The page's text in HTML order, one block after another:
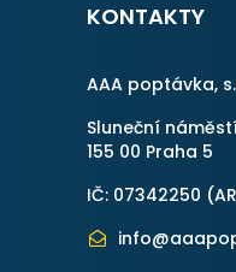
KONTAKTY
AAA poptávka,
Sluneční
155 00 Praha 5
IČ: 07342250 (